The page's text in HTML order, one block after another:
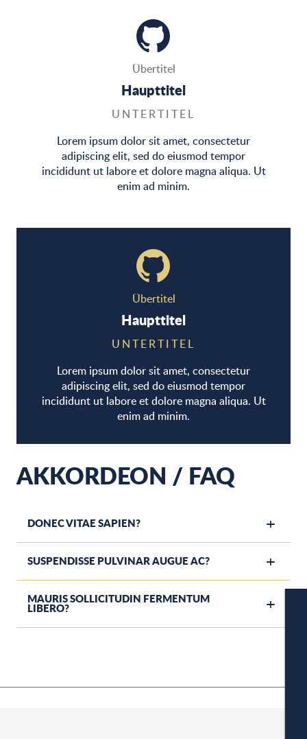
Übertitel
Haupttitel
UNTERTITEL
Lorem ipsum dolor sit amet, consectetur
adipiscing elit, sed do eiusmod tempor
incididunt ut labore et dolore magna aliqua. Ut
enim ad minim.
Übertitel
Haupttitel
UNTERTITEL
Lorem ipsum dolor sit amet, consectetur
adipiscing elit, sed do eiusmod tempor
incididunt ut labore et dolore magna aliqua. Ut
enim ad minim.
AKKORDEON / FAQ
DONEC VITAE SAPIEN?
SUSPENDISSE PULVINAR AUGUE AC?
MAURIS SOLLICITUDIN FERMENTUM
LIBERO?